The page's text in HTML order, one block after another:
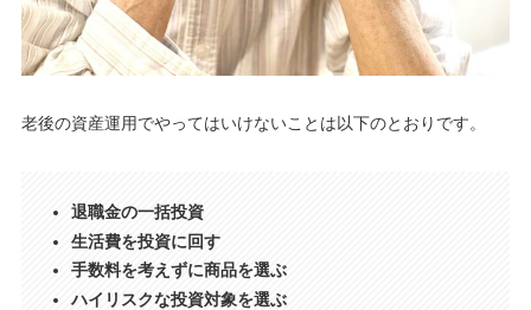
老後の資産運用でやってはいけないことは以下のとおりです。
退職金の一括投資
生活費を投資に回す
手数料を考えずに商品を選ぶ
ハイリスクな投資対象を選ぶ